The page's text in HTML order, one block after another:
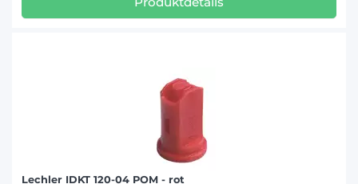
Lechler IDKT 120-04 POM - rot